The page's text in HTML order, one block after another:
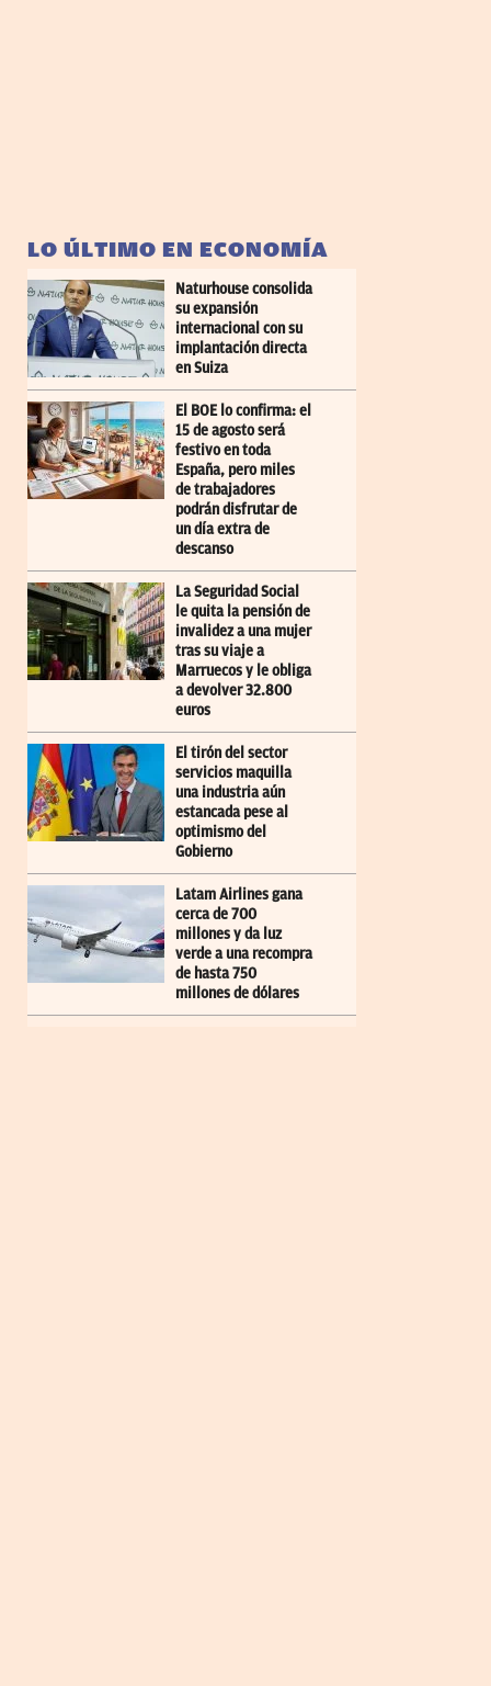
LO ÚLTIMO EN ECONOMÍA
Naturhouse consolida
su expansión
internacional con su
implantación directa
en Suiza
El BOE lo confirma: el
15 de agosto será
festivo en toda
España, pero miles
de trabajadores
podrán disfrutar de
un día extra de
descanso
La Seguridad Social
le quita la pensión de
invalidez a una mujer
tras su viaje a
Marruecos y le obliga
a devolver 32.800
euros
El tirón del sector
servicios maquilla
una industria aún
estancada pese al
optimismo del
Gobierno
Latam Airlines gana
cerca de 700
millones y da luz
verde a una recompra
de hasta 750
millones de dólares